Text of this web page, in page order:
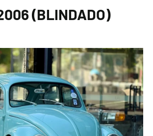
(BLINDADO)